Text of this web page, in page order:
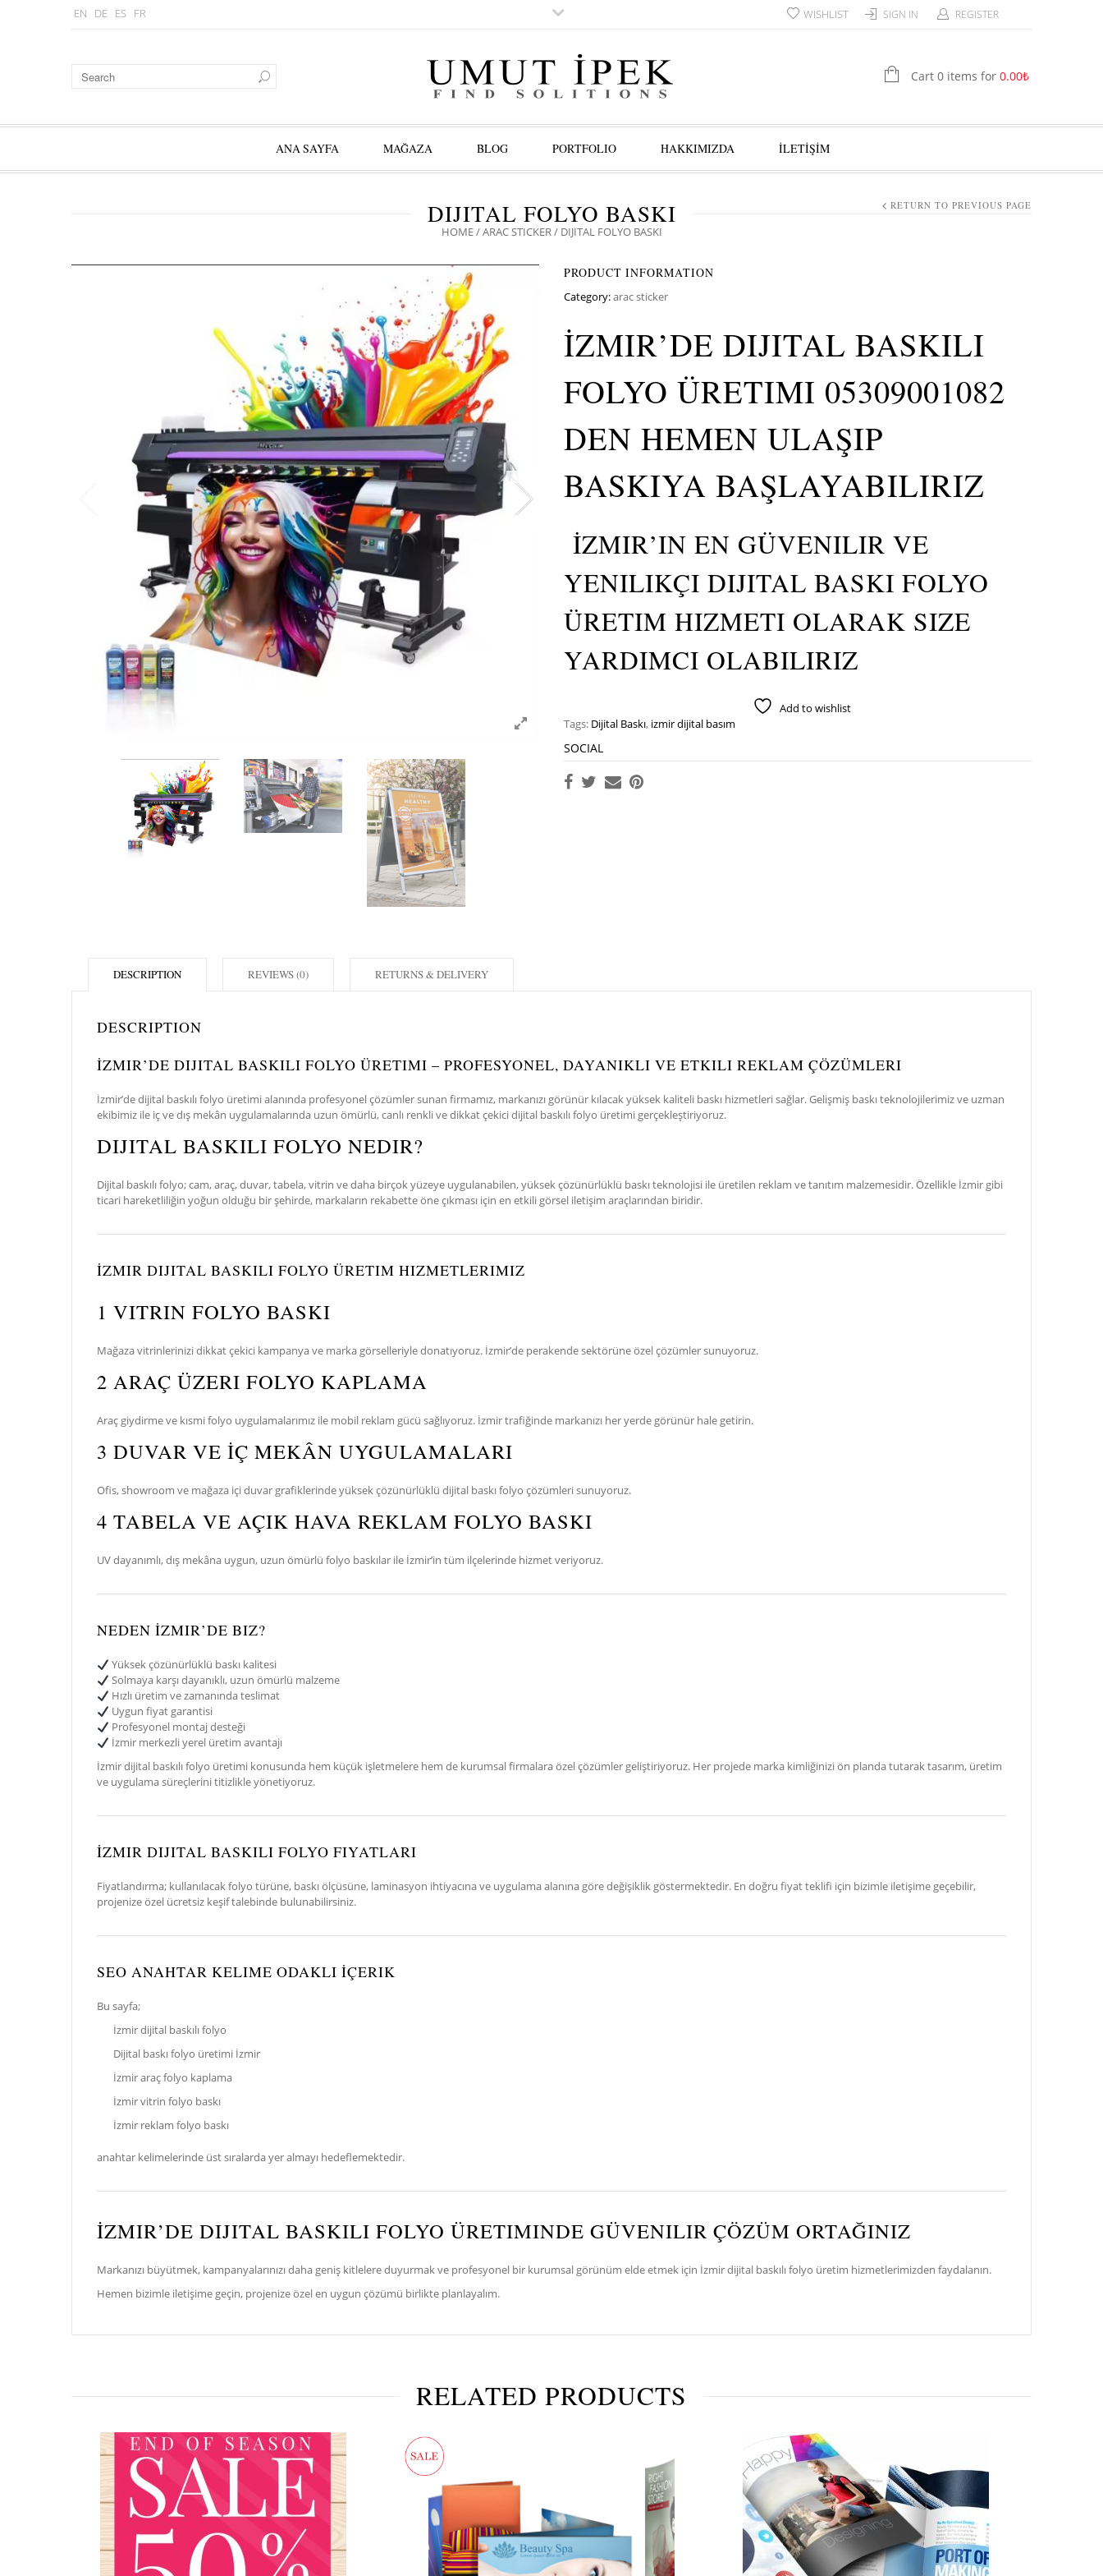
EN DE ES FR SIGN IN REGISTER
WISHLIST
Cart 0 items for 0.00₺
ANA SAYFA MAĞAZA BLOG PORTFOLIO HAKKIMIZDA İLETİŞİM
DIJITAL FOLYO BASKI
HOME/ARAC STICKER/ DIJITAL FOLYO BASKI
RETURN TO PREVIOUS PAGE
PRODUCT INFORMATION
Category:arac sticker
İZMIR’DE DIJITAL BASKILI
FOLYO ÜRETIMI 05309001082
DEN HEMEN ULAŞIP
BASKIYA BAŞLAYABILIRIZ
İZMIR’IN EN GÜVENILIR VE
YENILIKÇI DIJITAL BASKI FOLYO
ÜRETIM HIZMETI OLARAK SIZE
YARDIMCI OLABILIRIZ
Add to wishlist
Tags: Dijital Baskı, izmir dijital basım
SOCIAL
DESCRIPTION
DESCRIPTION
İZMIR’DE DIJITAL BASKILI FOLYO ÜRETIMI – PROFESYONEL, DAYANIKLI VE ETKILI REKLAM ÇÖZÜMLERI
İzmir’de dijital baskılı folyo üretimi alanında profesyonel çözümler sunan firmamız, markanızı görünür kılacak yüksek kaliteli baskı hizmetleri sağlar. Gelişmiş baskı teknolojilerimiz ve uzman
ekibimiz ile iç ve dış mekân uygulamalarında uzun ömürlü, canlı renkli ve dikkat çekici dijital baskılı folyo üretimi gerçekleştiriyoruz.
DIJITAL BASKILI FOLYO NEDIR?
Dijital baskılı folyo; cam, araç, duvar, tabela, vitrin ve daha birçok yüzeye uygulanabilen, yüksek çözünürlüklü baskı teknolojisi ile üretilen reklam ve tanıtım malzemesidir. Özellikle İzmir gibi
ticari hareketliliğin yoğun olduğu bir şehirde, markaların rekabette öne çıkması için en etkili görsel iletişim araçlarından biridir.
İZMIR DIJITAL BASKILI FOLYO ÜRETIM HIZMETLERIMIZ
1 VITRIN FOLYO BASKI
Mağaza vitrinlerinizi dikkat çekici kampanya ve marka görselleriyle donatıyoruz. İzmir’de perakende sektörüne özel çözümler sunuyoruz.
2 ARAÇ ÜZERI FOLYO KAPLAMA
Araç giydirme ve kısmi folyo uygulamalarımız ile mobil reklam gücü sağlıyoruz. İzmir trafiğinde markanızı her yerde görünür hale getirin.
3 DUVAR VE İÇ MEKÂN UYGULAMALARI
Ofis, showroom ve mağaza içi duvar grafiklerinde yüksek çözünürlüklü dijital baskı folyo çözümleri sunuyoruz.
4 TABELA VE AÇIK HAVA REKLAM FOLYO BASKI
UV dayanımlı, dış mekâna uygun, uzun ömürlü folyo baskılar ile İzmir’in tüm ilçelerinde hizmet veriyoruz.
NEDEN İZMIR’DE BIZ?
Yüksek çözünürlüklü baskı kalitesi
Solmaya karşı dayanıklı, uzun ömürlü malzeme
Hızlı üretim ve zamanında teslimat
Uygun fiyat garantisi
Profesyonel montaj desteği
İzmir merkezli yerel üretim avantajı
İzmir dijital baskılı folyo üretimi konusunda hem küçük işletmelere hem de kurumsal firmalara özel çözümler geliştiriyoruz. Her projede marka kimliğinizi ön planda tutarak tasarım, üretim
ve uygulama süreçlerini titizlikle yönetiyoruz.
İZMIR DIJITAL BASKILI FOLYO FIYATLARI
Fiyatlandırma; kullanılacak folyo türüne, baskı ölçüsüne, laminasyon ihtiyacına ve uygulama alanına göre değişiklik göstermektedir. En doğru fiyat teklifi için bizimle iletişime geçebilir,
projenize özel ücretsiz keşif talebinde bulunabilirsiniz.
SEO ANAHTAR KELIME ODAKLI İÇERIK
Bu sayfa;
İzmir dijital baskılı folyo
Dijital baskı folyo üretimi İzmir
İzmir araç folyo kaplama
İzmir vitrin folyo baskı
İzmir reklam folyo baskı
anahtar kelimelerinde üst sıralarda yer almayı hedeflemektedir.
İZMIR’DE DIJITAL BASKILI FOLYO ÜRETIMINDE GÜVENILIR ÇÖZÜM ORTAĞINIZ
Markanızı büyütmek, kampanyalarınızı daha geniş kitlelere duyurmak ve profesyonel bir kurumsal görünüm elde etmek için İzmir dijital baskılı folyo üretim hizmetlerimizden faydalanın.
Hemen bizimle iletişime geçin, projenize özel en uygun çözümü birlikte planlayalım.
REVIEWS (0) RETURNS & DELIVERY
RELATED PRODUCTS